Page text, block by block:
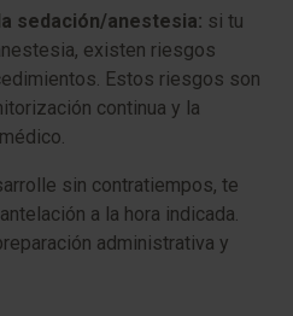
sedación/anestesia: si tu
existen riesgos
Estos riesgos son
continua y la
sin contratiempos, te
a la hora indicada.
administrativa y